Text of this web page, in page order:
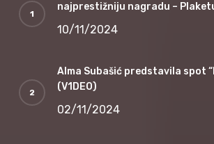
najprestižniju nagradu –
10/11/2024
Alma Subašić predstavila spot
(V1DEO)
02/11/2024